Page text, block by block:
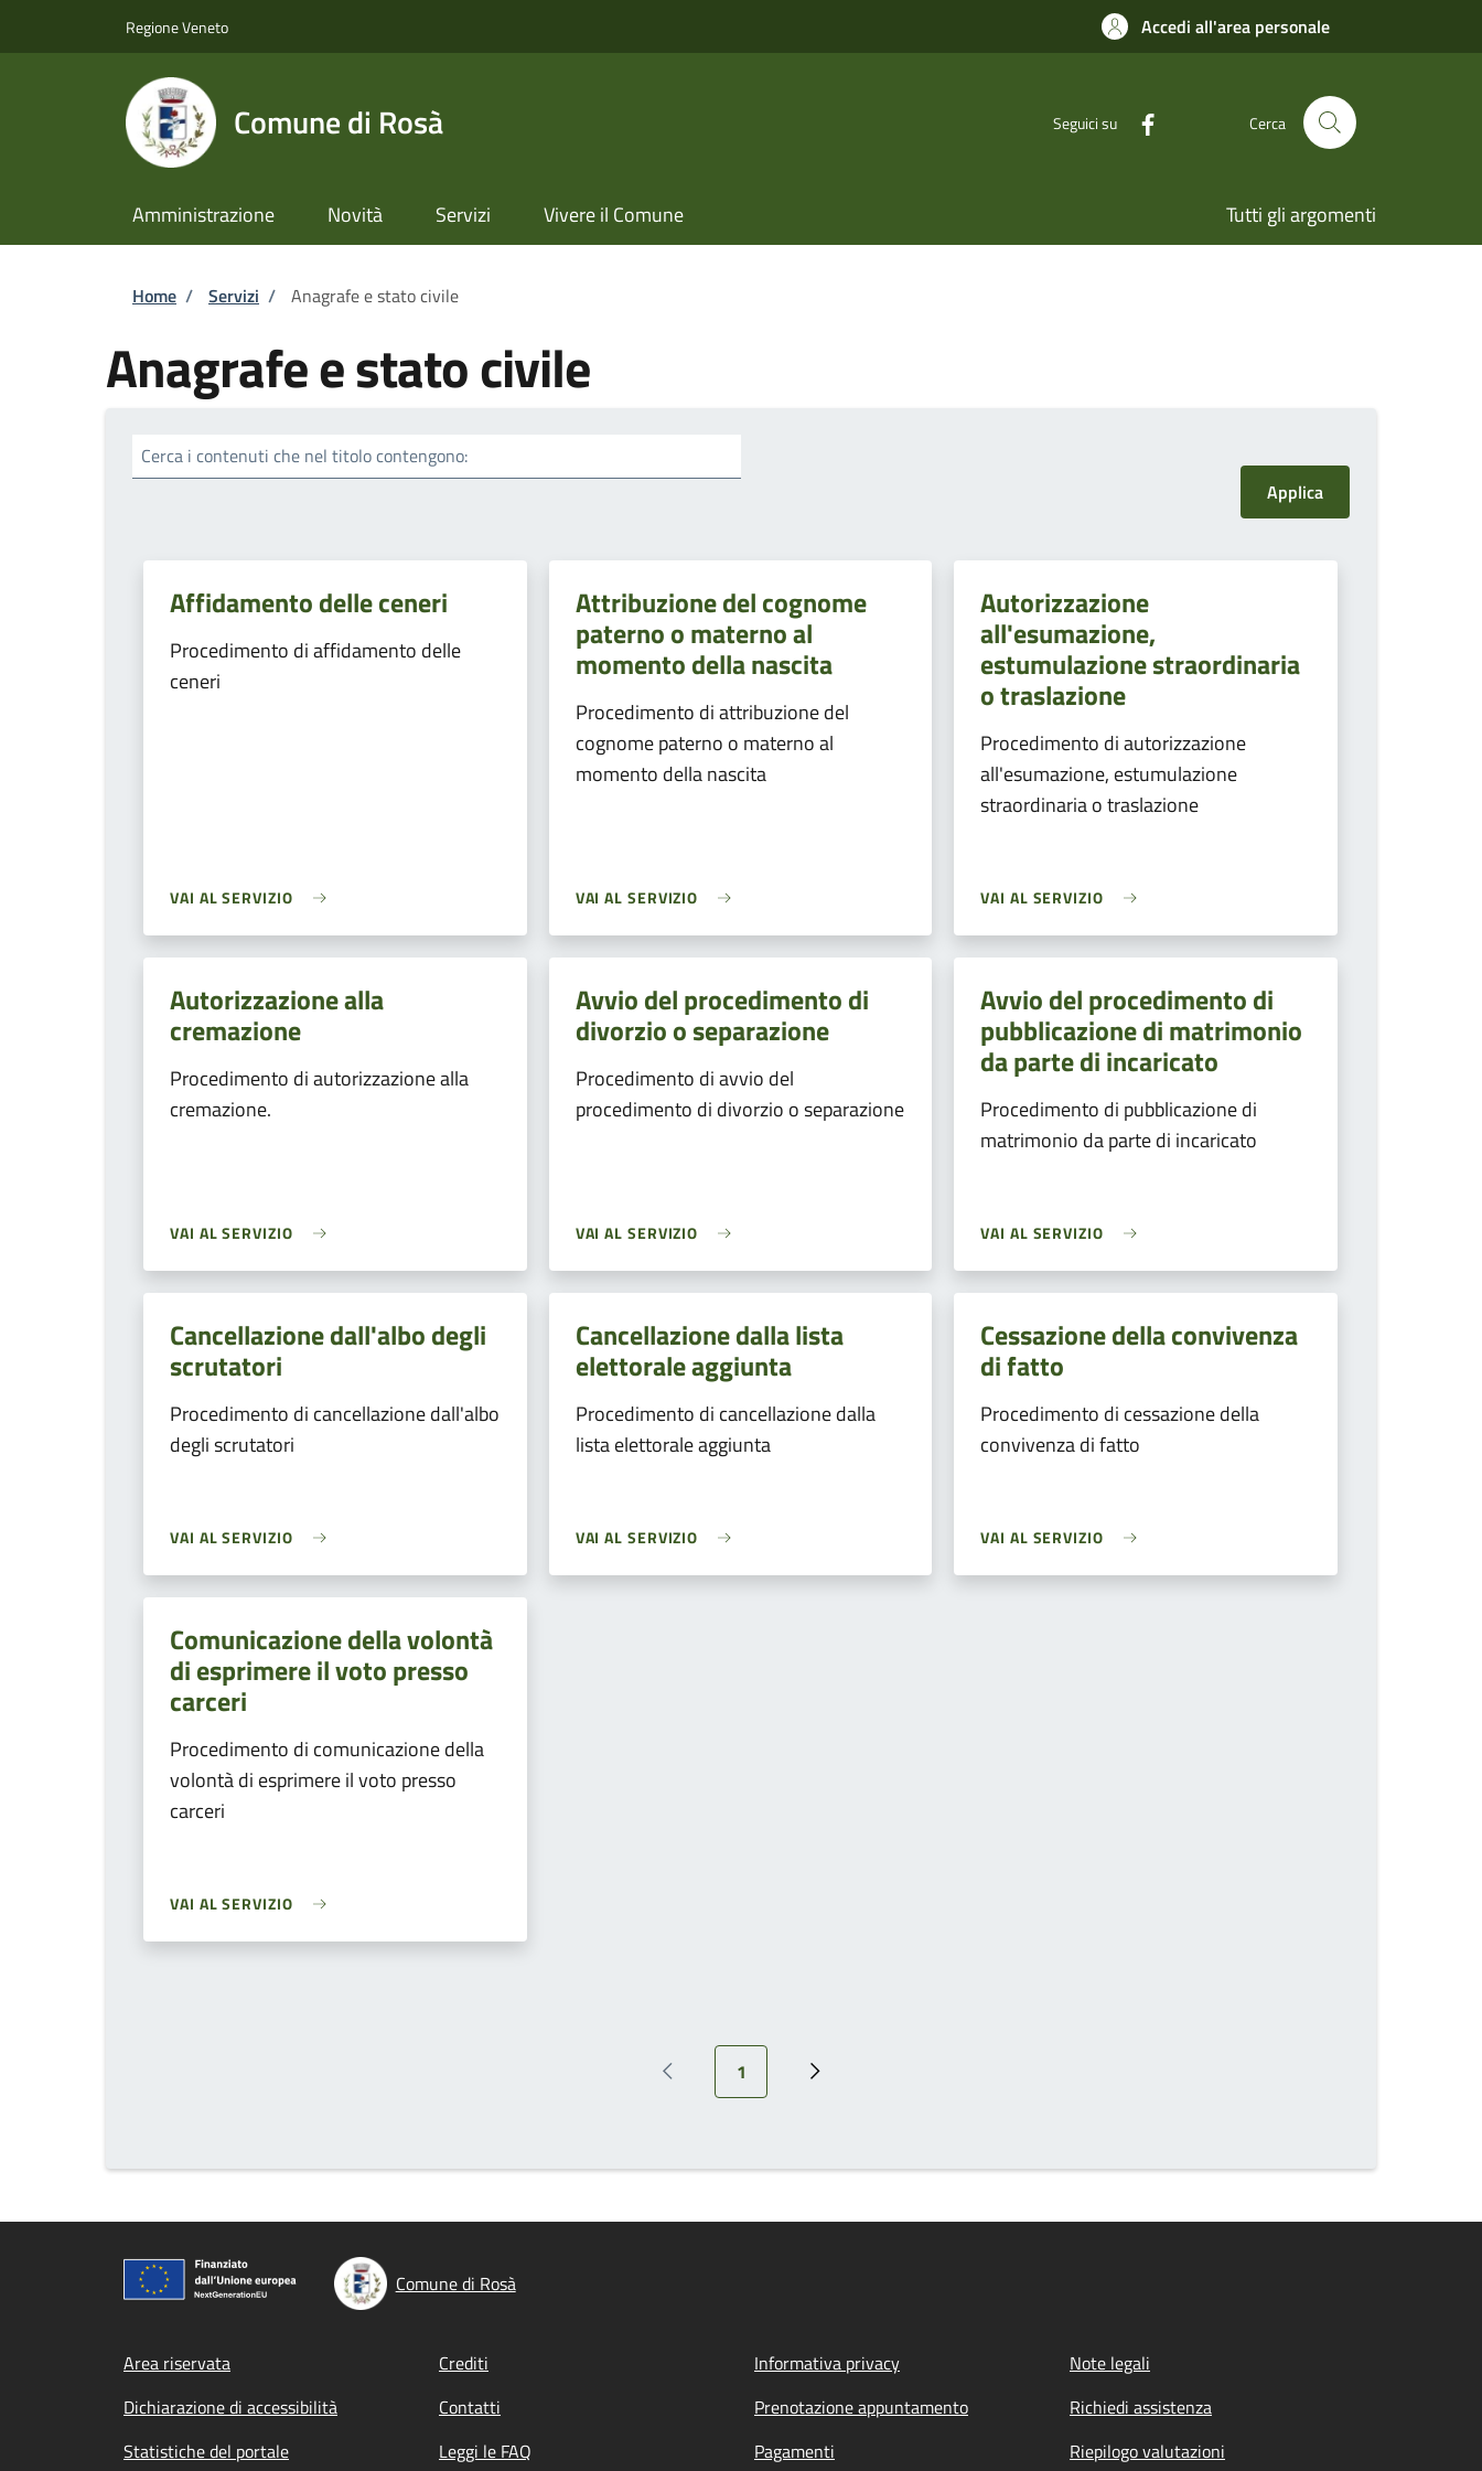
Regione Veneto Accedi all'area personale
Comune di Rosà Seguici su Cerca
Amministrazione Novità Servizi Vivere il Comune Tutti gli argomenti
Briciole di pane
Home / Servizi / Anagrafe e stato civile
Anagrafe e stato civile
Cerca i contenuti che nel titolo contengono:
Affidamento delle ceneri
Procedimento di affidamento delle
ceneri
VAI AL SERVIZIO
Attribuzione del cognome
paterno o materno al
momento della nascita
Procedimento di attribuzione del
cognome paterno o materno al
momento della nascita
VAI AL SERVIZIO
Autorizzazione
all'esumazione,
estumulazione straordinaria
o traslazione
Procedimento di autorizzazione
all'esumazione, estumulazione
straordinaria o traslazione
VAI AL SERVIZIO
Autorizzazione alla
cremazione
Procedimento di autorizzazione alla
cremazione.
VAI AL SERVIZIO
Avvio del procedimento di
divorzio o separazione
Procedimento di avvio del
procedimento di divorzio o separazione
VAI AL SERVIZIO
Avvio del procedimento di
pubblicazione di matrimonio
da parte di incaricato
Procedimento di pubblicazione di
matrimonio da parte di incaricato
VAI AL SERVIZIO
Cancellazione dall'albo degli
scrutatori
Procedimento di cancellazione dall'albo
degli scrutatori
VAI AL SERVIZIO
Cancellazione dalla lista
elettorale aggiunta
Procedimento di cancellazione dalla
lista elettorale aggiunta
VAI AL SERVIZIO
Cessazione della convivenza
di fatto
Procedimento di cessazione della
convivenza di fatto
VAI AL SERVIZIO
Comunicazione della volontà
di esprimere il voto presso
carceri
Procedimento di comunicazione della
volontà di esprimere il voto presso
carceri
VAI AL SERVIZIO
Pagina precedente
Pagina attuale
1
Pagina successiva
Comune di Rosà
Footer menu
Area riservata Crediti Informativa privacy
Note legali
Dichiarazione di accessibilità
Contatti Prenotazione appuntamento
Richiedi assistenza
Statistiche del portale
Leggi le FAQ Pagamenti Riepilogo valutazioni